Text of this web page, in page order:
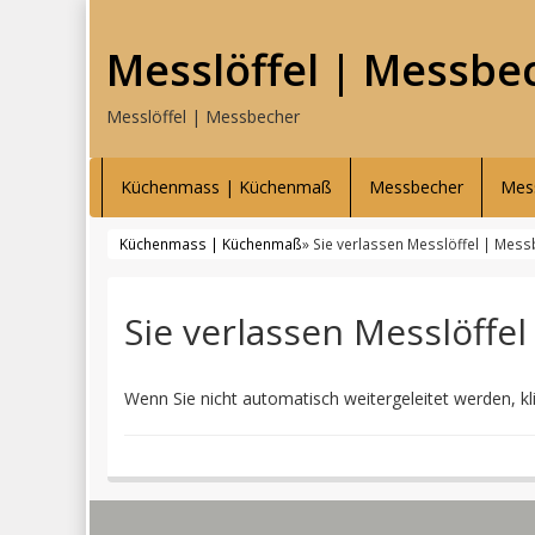
Messlöffel |
Messlöffel | Messbecher
Küchenmass | Küchenmaß Messbecher
Küchenmass | Küchenmaß» Sie verlassen Messlöffel |
Sie verlassen
Wenn Sie nicht automatisch weitergeleitet werden,